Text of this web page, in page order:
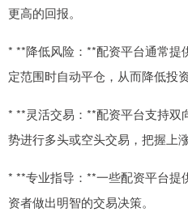
更高的回报。
* **降低风险：**配资平台通常提
定范围时自动平仓，从而降低投资
* **灵活交易：**配资平台支持双
势进行多头或空头交易，把握上
* **专业指导：**一些配资平台
资者做出明智的交易决策。